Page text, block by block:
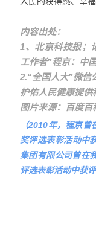
内容出处：
1、北京科技报；
工作者”程京：中
2.“全国人大”微信
护佑人民健康提供
图片来源：百度百
（2010年，程京
奖评选表彰活动中
集团有限公司曾在
评选表彰活动中获